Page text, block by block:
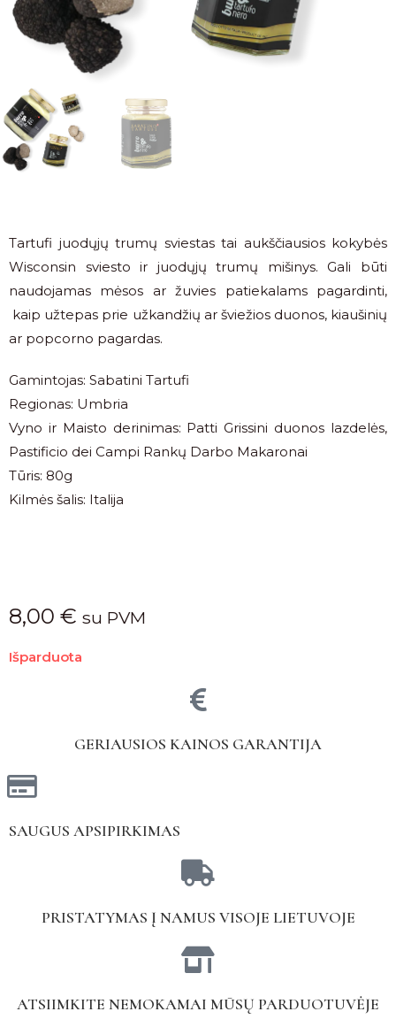
Tartufi juodųjų trumų sviestas tai aukščiausios kokybės
Wisconsin sviesto ir juodųjų trumų mišinys. Gali būti
naudojamas mėsos ar žuvies patiekalams pagardinti,
kaip užtepas prie užkandžių ar šviežios duonos, kiaušinių
ar popcorno pagardas.
Gamintojas: Sabatini Tartufi
Regionas: Umbria
Vyno ir Maisto derinimas: Patti Grissini duonos lazdelės,
Pastificio dei Campi Rankų Darbo Makaronai
Tūris: 80g
Kilmės šalis: Italija
8,00 € su PVM
Išparduota
GERIAUSIOS KAINOS GARANTIJA
SAUGUS APSIPIRKIMAS
PRISTATYMAS Į NAMUS VISOJE LIETUVOJE
ATSIIMKITE NEMOKAMAI MŪSŲ PARDUOTUVĖJE